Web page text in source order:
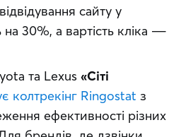
сайту у
30%, а вартість кліка ―
та Lexus «Сіті
колтрекінг Ringostat з
ефективності різних